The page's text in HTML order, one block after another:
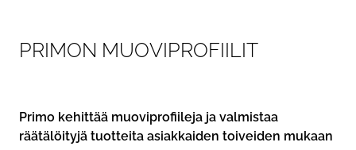
PRIMON MUOVIPROFIILIT
Primo kehittää muoviprofiileja ja valmistaa
räätälöityjä tuotteita asiakkaiden toiveiden mukaan